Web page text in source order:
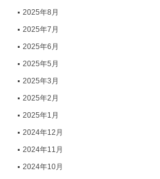
2025年8月
2025年7月
2025年6月
2025年5月
2025年3月
2025年2月
2025年1月
2024年12月
2024年11月
2024年10月